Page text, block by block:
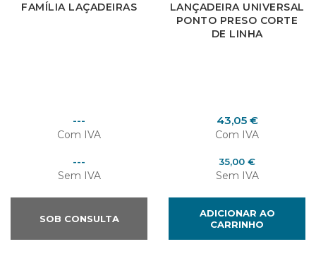
FAMÍLIA LAÇADEIRAS
Preço
---
Com IVA
Preço
---
Sem IVA
SOB CONSULTA
LANÇADEIRA UNIVERSAL
PONTO PRESO CORTE
DE LINHA
Preço
43,05 €
Com IVA
Preço
35,00 €
Sem IVA
ADICIONAR AO
CARRINHO